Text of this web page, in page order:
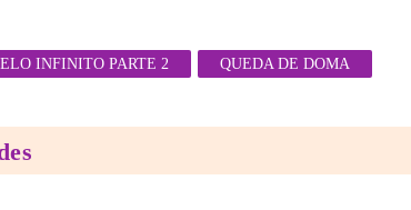
INFINITO PARTE 2 QUEDA DE DOMA